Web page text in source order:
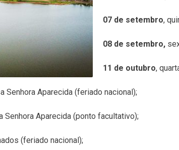
07 de setembro,
08 de setembro,
11 de outubro,
Senhora Aparecida (feriado nacional);
Senhora Aparecida (ponto facultativo);
(feriado nacional);